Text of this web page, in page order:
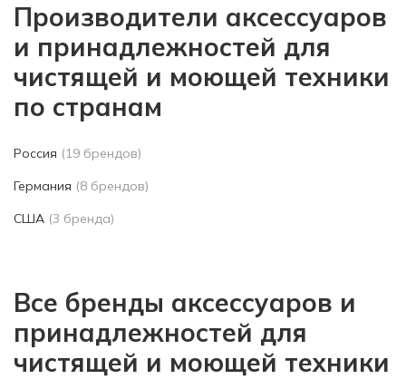
Производители аксессуаров
и принадлежностей для
чистящей и моющей техники
по странам
Россия (19 брендов)
Германия (8 брендов)
США (3 бренда)
Все бренды аксессуаров и
принадлежностей для
чистящей и моющей техники